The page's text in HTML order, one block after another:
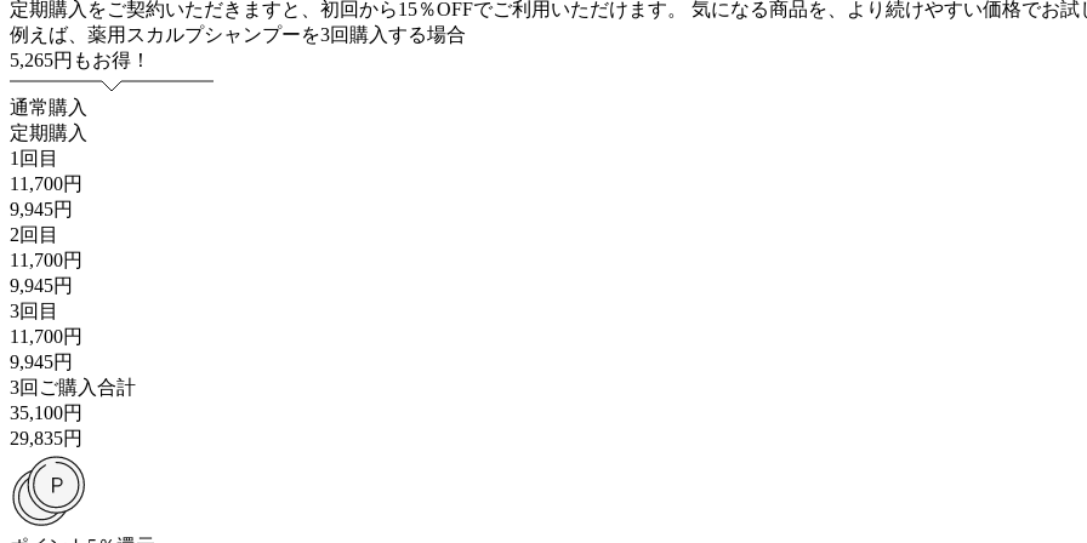
定期購入をご契約いただきますと、初回から15％OFFでご利用いただけます。 気になる商品を、より続けやすい価格でお試
例えば、薬用スカルプシャンプーを3回購入する場合
5,265円 もお得！
通常購入
定期購入
1回目
11,700円
9,945円
2回目
11,700円
9,945円
3回目
11,700円
9,945円
3回ご購入合計
35,100円
29,835円